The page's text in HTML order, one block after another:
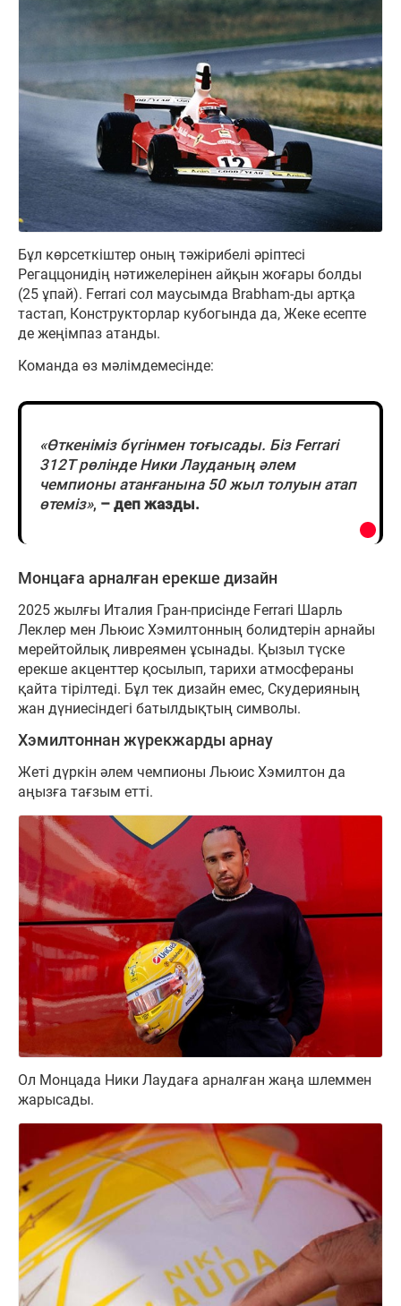
Бұл көрсеткіштер оның тәжірибелі әріптесі
Регаццонидің нәтижелерінен айқын жоғары болды
(25 ұпай). Ferrari сол маусымда Brabham-ды артқа
тастап, Конструкторлар кубогында да, Жеке есепте
де жеңімпаз атанды.
Команда өз мәлімдемесінде:
«Өткеніміз бүгінмен тоғысады. Біз Ferrari
312T рөлінде Ники Лауданың әлем
чемпионы атанғанына 50 жыл толуын атап
өтеміз», – деп жазды.
Монцаға арналған ерекше дизайн
2025 жылғы Италия Гран-присінде Ferrari Шарль
Леклер мен Льюис Хэмилтонның болидтерін арнайы
мерейтойлық ливреямен ұсынады. Қызыл түске
ерекше акценттер қосылып, тарихи атмосфераны
қайта тірілтеді. Бұл тек дизайн емес, Скудерияның
жан дүниесіндегі батылдықтың символы.
Хэмилтоннан жүрекжарды арнау
Жеті дүркін әлем чемпионы Льюис Хэмилтон да
аңызға тағзым етті.
Ол Монцада Ники Лаудаға арналған жаңа шлеммен
жарысады.